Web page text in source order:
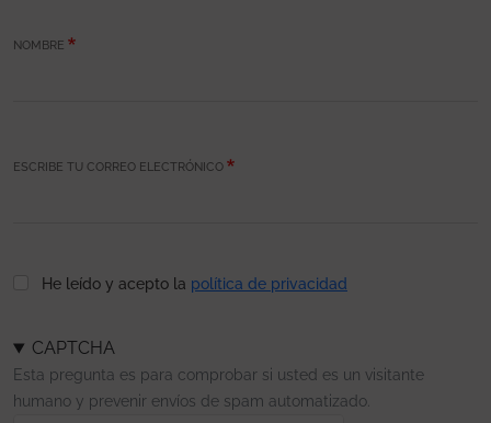
NOMBRE
ESCRIBE TU CORREO ELECTRÓNICO
He leído y acepto la política de privacidad
CAPTCHA
Esta pregunta es para comprobar si usted es un visitante
humano y prevenir envíos de spam automatizado.